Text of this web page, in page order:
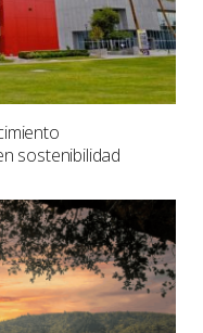
sostenibilidad